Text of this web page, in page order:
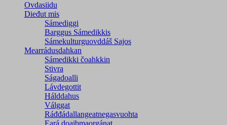
Ovdasiidu
Dieđut mis
Sámediggi
Barggus Sámedikkis
Sámekulturguovddáš Sajos
Mearrádusdahkan
Sámedikki čoahkkin
Stivra
Ságadoalli
Lávdegottit
Hálddahus
Válggat
Ráđđádallangeatnegas­vuohta
Eará doaibmaorgánat